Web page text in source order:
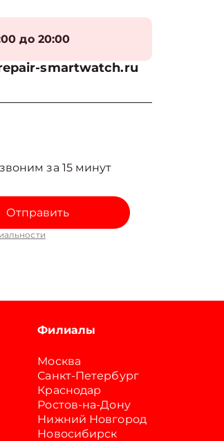
до 20:00
smartwatch.ru
за 15 минут
Отправить
Филиалы
Москва
Санкт-Петербург
Краснодар
Ростов-на-Дону
Нижний Новгород
Новосибирск